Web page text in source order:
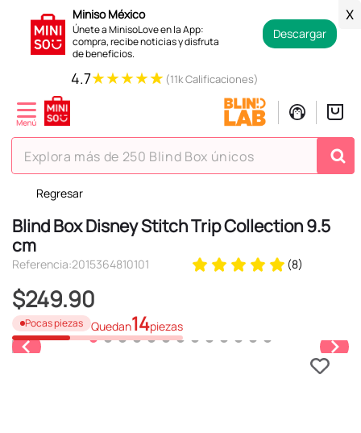
Miniso México
Únete a MinisoLove en la App:
compra, recibe noticias y disfruta
de beneficios.
Descargar
X
4.7★★★★★ (11k Calificaciones)
Explora más de 250 Blind Box únicos
Regresar
Blind Box Disney Stitch Trip Collection 9.5
cm
Referencia:2015364810101 (8)
$249.90
Pocas piezas Quedan14piezas
TÉRMINOS MÁS BUSCADOS
1.
hello kitty
2 .
4.
osito cariñosito
5.
blind box